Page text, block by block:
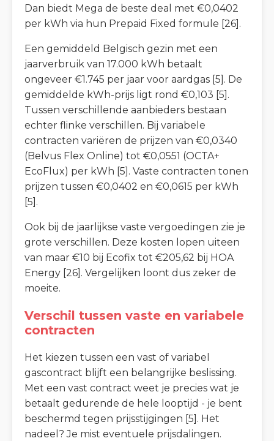
Dan biedt Mega de beste deal met €0,0402
per kWh via hun Prepaid Fixed formule [26].
Een gemiddeld Belgisch gezin met een
jaarverbruik van 17.000 kWh betaalt
ongeveer €1.745 per jaar voor aardgas [5]. De
gemiddelde kWh-prijs ligt rond €0,103 [5].
Tussen verschillende aanbieders bestaan
echter flinke verschillen. Bij variabele
contracten variëren de prijzen van €0,0340
(Belvus Flex Online) tot €0,0551 (OCTA+
EcoFlux) per kWh [5]. Vaste contracten tonen
prijzen tussen €0,0402 en €0,0615 per kWh
[5].
Ook bij de jaarlijkse vaste vergoedingen zie je
grote verschillen. Deze kosten lopen uiteen
van maar €10 bij Ecofix tot €205,62 bij HOA
Energy [26]. Vergelijken loont dus zeker de
moeite.
Verschil tussen vaste en variabele
contracten
Het kiezen tussen een vast of variabel
gascontract blijft een belangrijke beslissing.
Met een vast contract weet je precies wat je
betaalt gedurende de hele looptijd - je bent
beschermd tegen prijsstijgingen [5]. Het
nadeel? Je mist eventuele prijsdalingen.